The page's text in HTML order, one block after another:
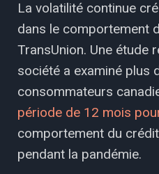
La volatilité continue
dans le comportement
TransUnion. Une étude
société a examiné plus
consommateurs
période de 12 mois
comportement du
pendant la pandémie.